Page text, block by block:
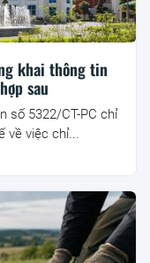
khai thông tin
sau
số 5322/CT-PC chỉ
việc chỉ...